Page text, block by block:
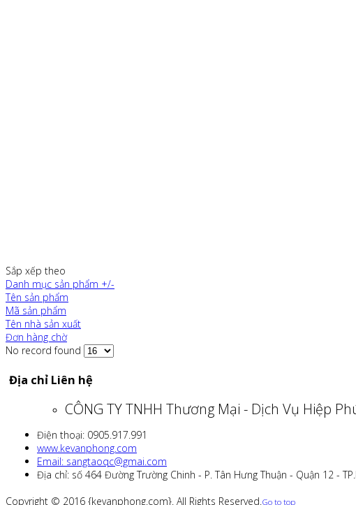
Sắp xếp theo
Danh mục sản phẩm +/-
Tên sản phẩm
Mã sản phẩm
Tên nhà sản xuất
Đơn hàng chờ
No record found
Địa chỉ Liên hệ
CÔNG TY TNHH Thương Mại - Dịch Vụ Hiệp
Điện thoại: 0905.917.991
www.kevanphong.com
Email: sangtaoqc@gmai.com
Địa chỉ: số 464 Đường Trường Chinh - P. Tân Hưng Thuận - Quận 12 -
Copyright © 2016 {kevanphong.com}. All Rights Reserved.Go to top